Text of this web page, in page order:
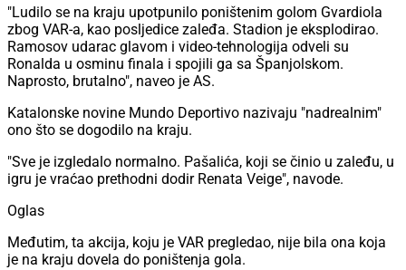
"Ludilo se na kraju upotpunilo poništenim golom Gvardiola
zbog VAR-a, kao posljedice zaleđa. Stadion je eksplodirao.
Ramosov udarac glavom i video-tehnologija odveli su
Ronalda u osminu finala i spojili ga sa Španjolskom.
Naprosto, brutalno", naveo je AS.
Katalonske novine Mundo Deportivo nazivaju "nadrealnim"
ono što se dogodilo na kraju.
"Sve je izgledalo normalno. Pašalića, koji se činio u zaleđu, u
igru je vraćao prethodni dodir Renata Veige", navode.
Oglas
Međutim, ta akcija, koju je VAR pregledao, nije bila ona koja
je na kraju dovela do poništenja gola.